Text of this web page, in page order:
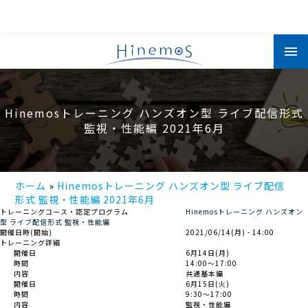
コ
ン
テ
ツHinemosトレーニング ハンズオン型 ライブ配信形式
監視・性能編 2021年6月
ホーム
Hinemosトレーニング ハンズオン型 ライブ配信
形式 監視・性能編 2021年6月
トレーニングコース・認定プログラム
Hinemosトレーニング ハンズオン
型 ライブ配信形式 監視・性能編
開催日時(開始)
2021/06/14(月) - 14:00
トレーニング詳細
開催日
6月14日(月)
時間
14:00～17:00
内容
共通基本編
開催日
6月15日(火)
時間
9:30～17:00
内容
監視・性能編